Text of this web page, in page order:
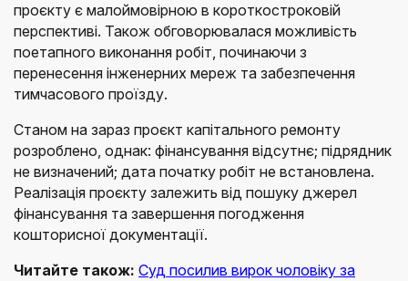
проєкту є малоймовірною в короткостроковій
перспективі. Також обговорювалася можливість
поетапного виконання робіт, починаючи з
перенесення інженерних мереж та забезпечення
тимчасового проїзду.
Станом на зараз проєкт капітального ремонту
розроблено, однак: фінансування відсутнє; підрядник
не визначений; дата початку робіт не встановлена.
Реалізація проєкту залежить від пошуку джерел
фінансування та завершення погодження
кошторисної документації.
Читайте також: Суд посилив вирок чоловіку за